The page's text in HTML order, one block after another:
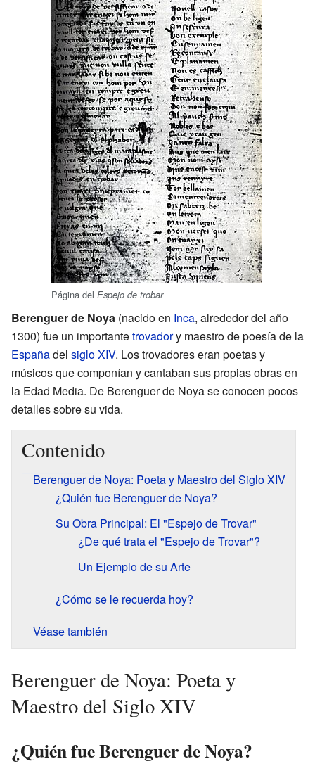
Página del Espejo de trobar
Berenguer de Noya (nacido en Inca, alrededor del año
1300) fue un importantetrovadory maestro de poesía de la
Españadel siglo XIV. Los trovadores eran poetas y
músicos que componían y cantaban sus propias obras en
la Edad Media. De Berenguer de Noya se conocen pocos
detalles sobre su vida.
Contenido
Berenguer de Noya: Poeta y Maestro del Siglo XIV
¿Quién fue Berenguer de Noya?
Su Obra Principal: El "Espejo de Trovar"
¿De qué trata el "Espejo de Trovar"?
Un Ejemplo de su Arte
¿Cómo se le recuerda hoy?
Véase también
Berenguer de Noya: Poeta y
Maestro del Siglo XIV
¿Quién fue Berenguer de Noya?